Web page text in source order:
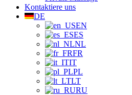
Kontaktiere uns
DE
EN
ES
NL
FR
IT
PL
LT
RU